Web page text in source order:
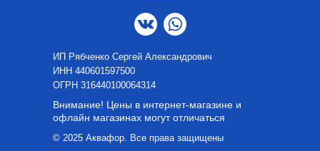
© 2025 Аквафор. Все права защищены
Внимание! Цены в интернет-магазине и
офлайн магазинах могут отличаться
ИП Рябченко Сергей Александрович
ИНН 440601597500
OГРН 316440100064314